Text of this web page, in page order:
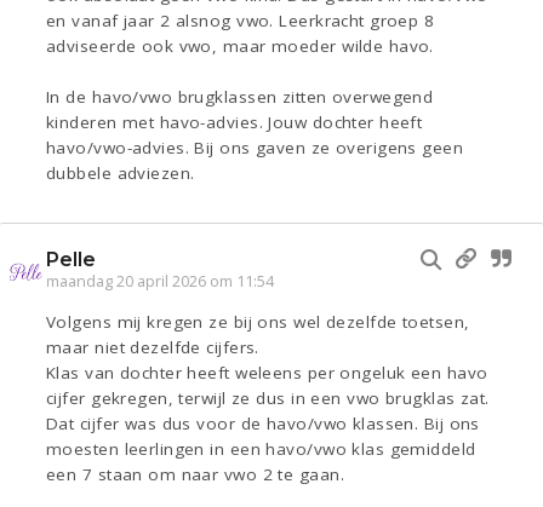
en vanaf jaar 2 alsnog vwo. Leerkracht groep 8
adviseerde ook vwo, maar moeder wilde havo.
In de havo/vwo brugklassen zitten overwegend
kinderen met havo-advies. Jouw dochter heeft
havo/vwo-advies. Bij ons gaven ze overigens geen
dubbele adviezen.
Pelle
maandag 20 april 2026 om 11:54
Volgens mij kregen ze bij ons wel dezelfde toetsen,
maar niet dezelfde cijfers.
Klas van dochter heeft weleens per ongeluk een havo
cijfer gekregen, terwijl ze dus in een vwo brugklas zat.
Dat cijfer was dus voor de havo/vwo klassen. Bij ons
moesten leerlingen in een havo/vwo klas gemiddeld
een 7 staan om naar vwo 2 te gaan.